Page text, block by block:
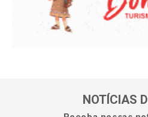
NOTÍCIAS